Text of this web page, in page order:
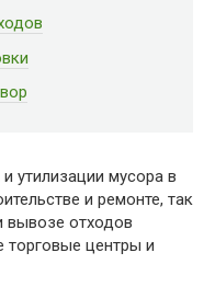
утилизации мусора в
и ремонте, так
вывозе отходов
торговые центры и